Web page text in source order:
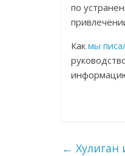
по
Как мы
← Хулиган